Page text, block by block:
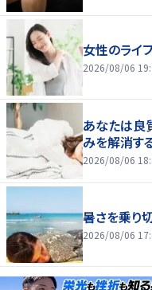
女性のライ
2026/08/06
あなたは良
みを解消す
2026/08/06
暑さを乗り
2026/08/06